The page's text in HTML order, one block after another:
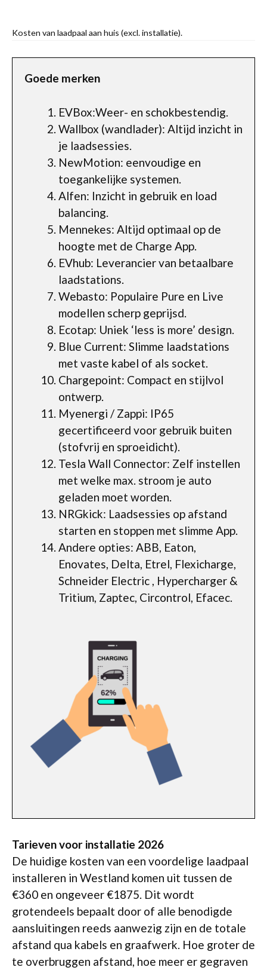
Kosten van laadpaal aan huis (excl. installatie).
Goede merken
EVBox:Weer- en schokbestendig.
Wallbox (wandlader): Altijd inzicht in
je laadsessies.
NewMotion: eenvoudige en
toegankelijke systemen.
Alfen: Inzicht in gebruik en load
balancing.
Mennekes: Altijd optimaal op de
hoogte met de Charge App.
EVhub: Leverancier van betaalbare
laadstations.
Webasto: Populaire Pure en Live
modellen scherp geprijsd.
Ecotap: Uniek ‘less is more’ design.
Blue Current: Slimme laadstations
met vaste kabel of als socket.
Chargepoint: Compact en stijlvol
ontwerp.
Myenergi / Zappi: IP65
gecertificeerd voor gebruik buiten
(stofvrij en sproeidicht).
Tesla Wall Connector: Zelf instellen
met welke max. stroom je auto
geladen moet worden.
NRGkick: Laadsessies op afstand
starten en stoppen met slimme App.
Andere opties: ABB, Eaton,
Enovates, Delta, Etrel, Flexicharge,
Schneider Electric , Hypercharger &
Tritium, Zaptec, Circontrol, Efacec.
Tarieven voor installatie 2026
De huidige kosten van een voordelige laadpaal
installeren in Westland komen uit tussen de
€360 en ongeveer €1875. Dit wordt
grotendeels bepaalt door of alle benodigde
aansluitingen reeds aanwezig zijn en de totale
afstand qua kabels en graafwerk. Hoe groter de
te overbruggen afstand, hoe meer er gegraven